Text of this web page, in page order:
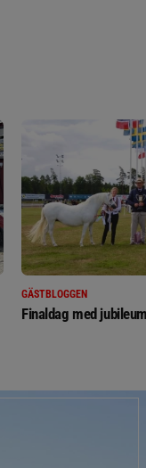
GÄSTBLOGGEN
Finaldag med